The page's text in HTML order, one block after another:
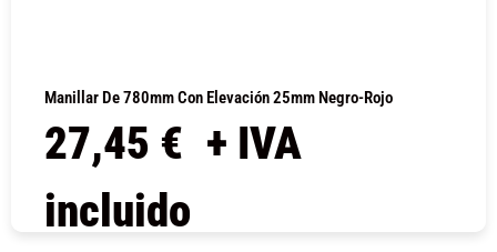
Manillar De 780mm Con Elevación 25mm Negro-Rojo
27,45 € + IVA
incluido